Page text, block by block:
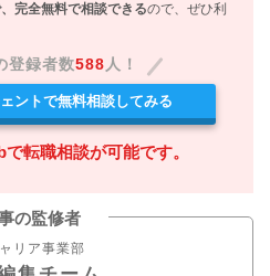
完全無料で相談できるので、ぜひ利
登録者数588 人！
ントで無料相談してみる
転職相談が可能です。
の監修者
リア事業部